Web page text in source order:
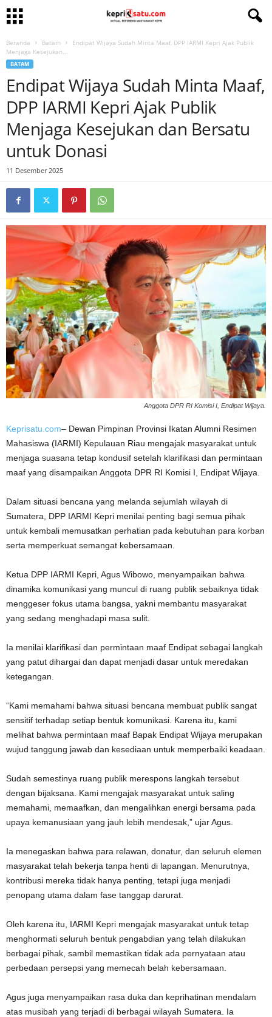
Beranda Batam
Endipat Wijaya Sudah Minta Maaf, DPP IARMI Kepri Ajak Publik
Menjaga Kesejukan...
BATAM
Endipat Wijaya Sudah Minta Maaf,
DPP IARMI Kepri Ajak Publik
Menjaga Kesejukan dan Bersatu
untuk Donasi
11 Desember 2025
Anggota DPR RI Komisi I, Endipat Wijaya.
Keprisatu.com– Dewan Pimpinan Provinsi Ikatan Alumni Resimen
Mahasiswa (IARMI) Kepulauan Riau mengajak masyarakat untuk
menjaga suasana tetap kondusif setelah klarifikasi dan permintaan
maaf yang disampaikan Anggota DPR RI Komisi I, Endipat Wijaya.
Dalam situasi bencana yang melanda sejumlah wilayah di
Sumatera, DPP IARMI Kepri menilai penting bagi semua pihak
untuk kembali memusatkan perhatian pada kebutuhan para korban
serta memperkuat semangat kebersamaan.
Ketua DPP IARMI Kepri, Agus Wibowo, menyampaikan bahwa
dinamika komunikasi yang muncul di ruang publik sebaiknya tidak
menggeser fokus utama bangsa, yakni membantu masyarakat
yang sedang menghadapi masa sulit.
Ia menilai klarifikasi dan permintaan maaf Endipat sebagai langkah
yang patut dihargai dan dapat menjadi dasar untuk meredakan
ketegangan.
“Kami memahami bahwa situasi bencana membuat publik sangat
sensitif terhadap setiap bentuk komunikasi. Karena itu, kami
melihat bahwa permintaan maaf Bapak Endipat Wijaya merupakan
wujud tanggung jawab dan kesediaan untuk memperbaiki keadaan.
Sudah semestinya ruang publik merespons langkah tersebut
dengan bijaksana. Kami mengajak masyarakat untuk saling
memahami, memaafkan, dan mengalihkan energi bersama pada
upaya kemanusiaan yang jauh lebih mendesak,” ujar Agus.
Ia menegaskan bahwa para relawan, donatur, dan seluruh elemen
masyarakat telah bekerja tanpa henti di lapangan. Menurutnya,
kontribusi mereka tidak hanya penting, tetapi juga menjadi
penopang utama dalam fase tanggap darurat.
Oleh karena itu, IARMI Kepri mengajak masyarakat untuk tetap
menghormati seluruh bentuk pengabdian yang telah dilakukan
berbagai pihak, sambil memastikan tidak ada pernyataan atau
perbedaan persepsi yang memecah belah kebersamaan.
Agus juga menyampaikan rasa duka dan keprihatinan mendalam
atas musibah yang terjadi di berbagai wilayah Sumatera. Ia